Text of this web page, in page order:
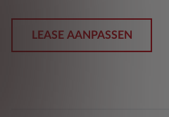
LEASE AANPASSEN